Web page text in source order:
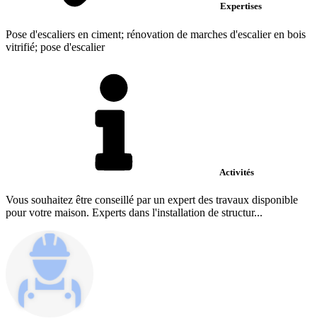
Expertises
Pose d'escaliers en ciment; rénovation de marches d'escalier en bois
vitrifié; pose d'escalier
Activités
Vous souhaitez être conseillé par un expert des travaux disponible
pour votre maison. Experts dans l'installation de structur...